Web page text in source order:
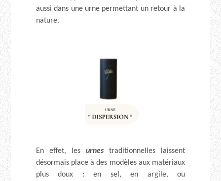
aussi dans une urne permettant un retour à la
nature.
En effet, lesurnes traditionnelles laissent
désormais place à des modèles aux matériaux
plus doux : en sel, en argile, ou